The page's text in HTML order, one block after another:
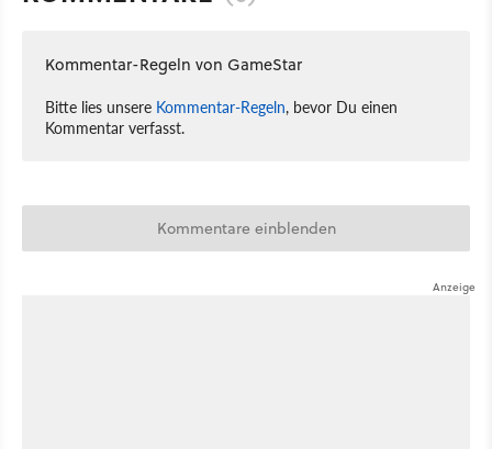
Kommentar-Regeln von GameStar
Bitte lies unsere Kommentar-Regeln, bevor Du einen
Kommentar verfasst.
Kommentare einblenden